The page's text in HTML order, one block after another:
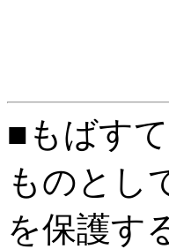
■もばす
ものとし
を保護す